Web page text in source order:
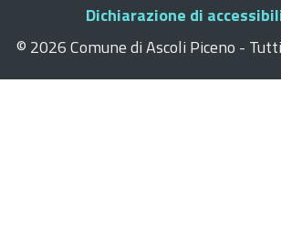
Dichiarazione di
© 2026 Comune di Ascoli Piceno -